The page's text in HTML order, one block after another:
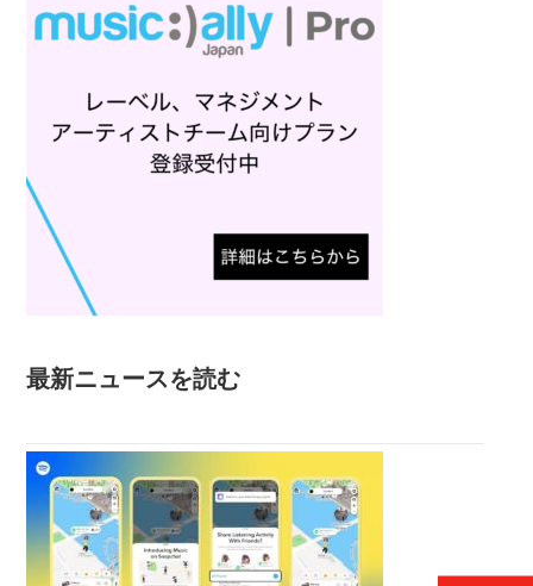
最新ニュースを読む